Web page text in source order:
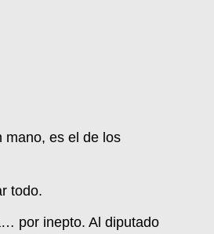
mano, es el de los
todo.
por inepto. Al diputado